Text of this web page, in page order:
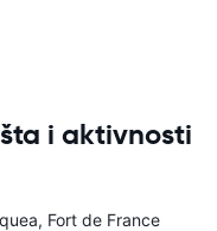
i aktivnosti
Fort de France